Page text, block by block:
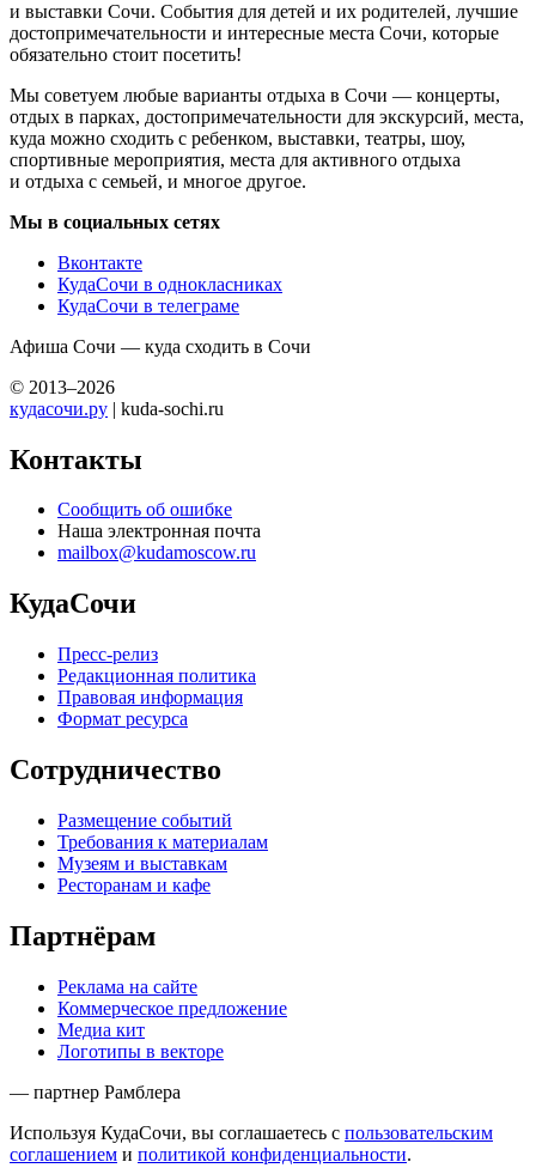
и выставки Сочи. События для детей и их родителей, лучшие
достопримечательности и интересные места Сочи, которые
обязательно стоит посетить!
Мы советуем любые варианты отдыха в Сочи — концерты,
отдых в парках, достопримечательности для экскурсий, места,
куда можно сходить с ребенком, выставки, театры, шоу,
спортивные мероприятия, места для активного отдыха
и отдыха с семьей, и многое другое.
Мы в социальных сетях
Вконтакте
КудаСочи в однокласниках
КудаСочи в телеграме
Афиша Сочи — куда сходить в Сочи
© 2013–2026
кудасочи.ру | kuda-sochi.ru
Контакты
Сообщить об ошибке
Наша электронная почта
mailbox@kudamoscow.ru
КудаСочи
Пресс-релиз
Редакционная политика
Правовая информация
Формат ресурса
Сотрудничество
Размещение событий
Требования к материалам
Музеям и выставкам
Ресторанам и кафе
Партнёрам
Реклама на сайте
Коммерческое предложение
Медиа кит
Логотипы в векторе
— партнер Рамблера
Используя КудаСочи, вы соглашаетесь с пользовательским
соглашением и политикой конфиденциальности.